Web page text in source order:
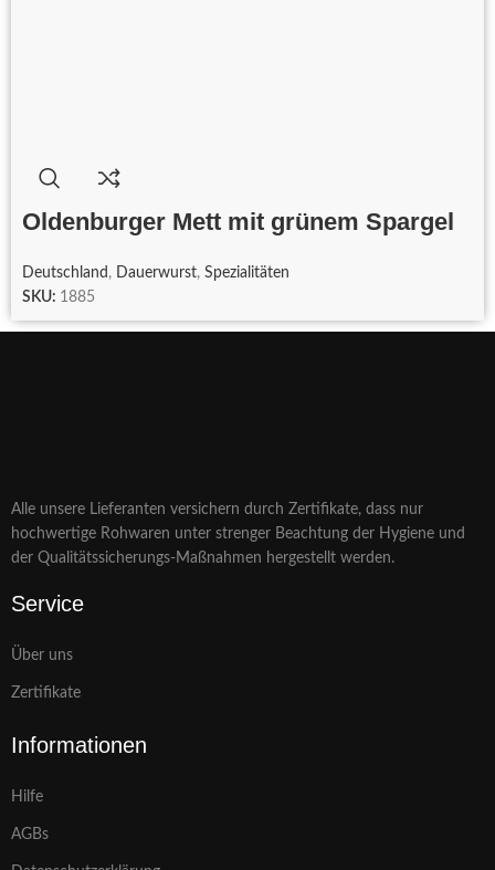
Oldenburger Mett mit grünem Spargel
Deutschland , Dauerwurst, Spezialitäten
SKU: 1885
Alle unsere Lieferanten versichern durch Zertifikate, dass nur
hochwertige Rohwaren unter strenger Beachtung der Hygiene und
der Qualitätssicherungs-Maßnahmen hergestellt werden.
Service
Über uns
Zertifikate
Informationen
Hilfe
AGBs